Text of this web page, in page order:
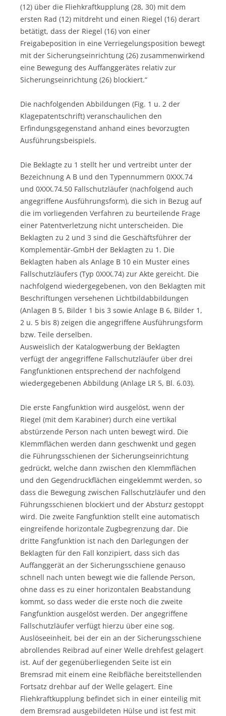
(12) über die Fliehkraftkupplung (28, 30) mit dem
ersten Rad (12) mitdreht und einen Riegel (16) derart
betätigt, dass der Riegel (16) von einer
Freigabeposition in eine Verriegelungsposition bewegt
mit der Sicherungseinrichtung (26) zusammenwirkend
eine Bewegung des Auffanggerätes relativ zur
Sicherungseinrichtung (26) blockiert.“
Die nachfolgenden Abbildungen (Fig. 1 u. 2 der
Klagepatentschrift) veranschaulichen den
Erfindungsgegenstand anhand eines bevorzugten
Ausführungsbeispiels.
Die Beklagte zu 1 stellt her und vertreibt unter der
Bezeichnung A B und den Typennummern 0XXX.74
und 0XXX.74.50 Fallschutzläufer (nachfolgend auch
angegriffene Ausführungsform), die sich in Bezug auf
die im vorliegenden Verfahren zu beurteilende Frage
einer Patentverletzung nicht unterscheiden. Die
Beklagten zu 2 und 3 sind die Geschäftsführer der
Komplementär-GmbH der Beklagten zu 1. Die
Beklagten haben als Anlage B 10 ein Muster eines
Fallschutzläufers (Typ 0XXX.74) zur Akte gereicht. Die
nachfolgend wiedergegebenen, von den Beklagten mit
Beschriftungen versehenen Lichtbildabbildungen
(Anlagen B 5, Bilder 1 bis 3 sowie Anlage B 6, Bilder 1,
2 u. 5 bis 8) zeigen die angegriffene Ausführungsform
bzw. Teile derselben.
Ausweislich der Katalogwerbung der Beklagten
verfügt der angegriffene Fallschutzläufer über drei
Fangfunktionen entsprechend der nachfolgend
wiedergegebenen Abbildung (Anlage LR 5, Bl. 6.03).
Die erste Fangfunktion wird ausgelöst, wenn der
Riegel (mit dem Karabiner) durch eine vertikal
abstürzende Person nach unten bewegt wird. Die
Klemmflächen werden dann geschwenkt und gegen
die Führungsschienen der Sicherungseinrichtung
gedrückt, welche dann zwischen den Klemmflächen
und den Gegendruckflächen eingeklemmt werden, so
dass die Bewegung zwischen Fallschutzläufer und den
Führungsschienen blockiert und der Absturz gestoppt
wird. Die zweite Fangfunktion stellt eine automatisch
eingreifende horizontale Zugbegrenzung dar. Die
dritte Fangfunktion ist nach den Darlegungen der
Beklagten für den Fall konzipiert, dass sich das
Auffanggerät an der Sicherungsschiene genauso
schnell nach unten bewegt wie die fallende Person,
ohne dass es zu einer horizontalen Beabstandung
kommt, so dass weder die erste noch die zweite
Fangfunktion ausgelöst werden. Der angegriffene
Fallschutzläufer verfügt hierzu über eine sog.
Auslöseeinheit, bei der ein an der Sicherungsschiene
abrollendes Reibrad auf einer Welle drehfest gelagert
ist. Auf der gegenüberliegenden Seite ist ein
Bremsrad mit einem eine Reibfläche bereitstellenden
Fortsatz drehbar auf der Welle gelagert. Eine
Fliehkraftkupplung befindet sich in einer einteilig mit
dem Bremsrad ausgebildeten Hülse und ist fest mit